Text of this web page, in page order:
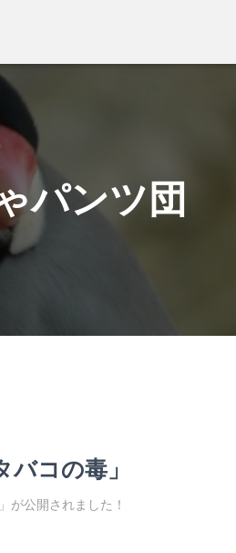
パンツ団
コの毒」
が公開されました！